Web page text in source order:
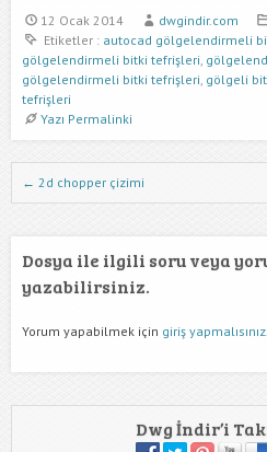
12 Ocak 2014 dwgindir.com
Etiketler : autocad gölgelendirmeli
gölgelendirmeli bitki tefrişleri,
gölgelendirmeli bitki tefrişleri, gölgeli
tefrişleri
Yazı Permalinki
Dwg İndir Yazı Nevigasyonu
← 2d chopper çizimi
Dosya ile ilgili soru veya
yazabilirsiniz.
Yorum yapabilmek için giriş yapmalısınız.
Dwg İndir’i